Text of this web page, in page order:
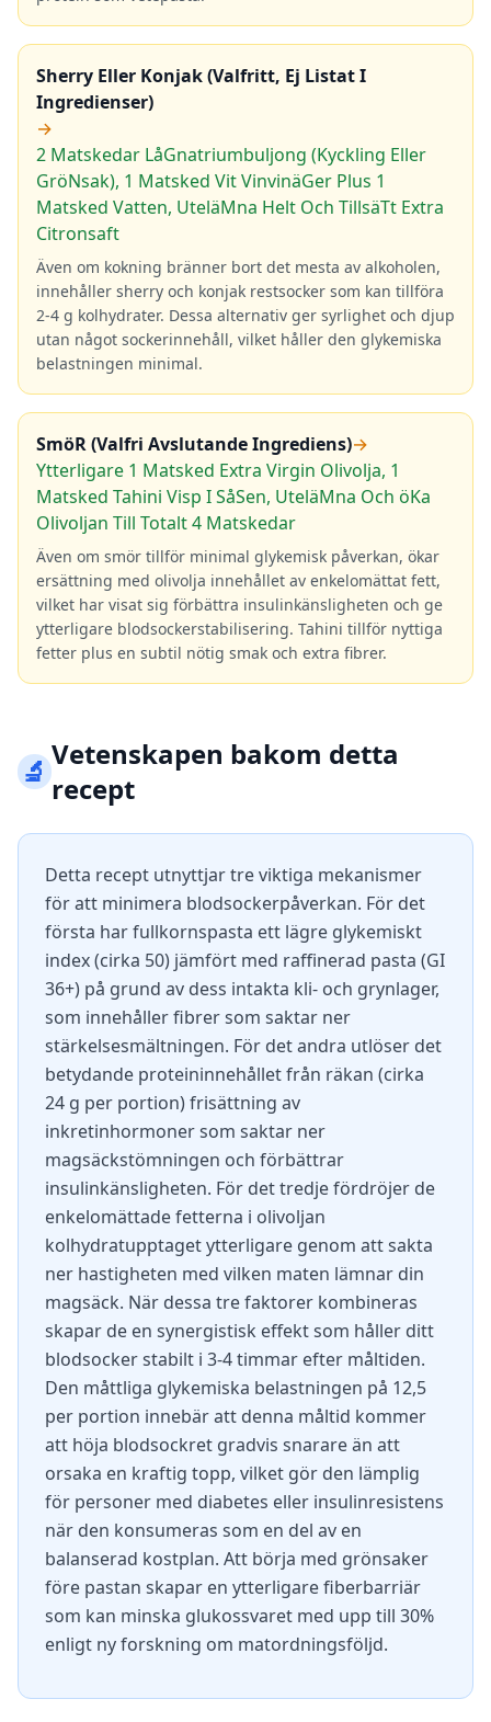
Sherry Eller Konjak (Valfritt, Ej Listat I
Ingredienser)
→
2 Matskedar LåGnatriumbuljong (Kyckling Eller
GröNsak), 1 Matsked Vit VinvinäGer Plus 1
Matsked Vatten, UteläMna Helt Och TillsäTt Extra
Citronsaft
Även om kokning bränner bort det mesta av alkoholen,
innehåller sherry och konjak restsocker som kan tillföra
2-4 g kolhydrater. Dessa alternativ ger syrlighet och djup
utan något sockerinnehåll, vilket håller den glykemiska
belastningen minimal.
SmöR (Valfri Avslutande Ingrediens)→
Ytterligare 1 Matsked Extra Virgin Olivolja, 1
Matsked Tahini Visp I SåSen, UteläMna Och öKa
Olivoljan Till Totalt 4 Matskedar
Även om smör tillför minimal glykemisk påverkan, ökar
ersättning med olivolja innehållet av enkelomättat fett,
vilket har visat sig förbättra insulinkänsligheten och ge
ytterligare blodsockerstabilisering. Tahini tillför nyttiga
fetter plus en subtil nötig smak och extra fibrer.
🔬Vetenskapen bakom detta
recept
Detta recept utnyttjar tre viktiga mekanismer
för att minimera blodsockerpåverkan. För det
första har fullkornspasta ett lägre glykemiskt
index (cirka 50) jämfört med raffinerad pasta (GI
36+) på grund av dess intakta kli- och grynlager,
som innehåller fibrer som saktar ner
stärkelsesmältningen. För det andra utlöser det
betydande proteininnehållet från räkan (cirka
24 g per portion) frisättning av
inkretinhormoner som saktar ner
magsäckstömningen och förbättrar
insulinkänsligheten. För det tredje fördröjer de
enkelomättade fetterna i olivoljan
kolhydratupptaget ytterligare genom att sakta
ner hastigheten med vilken maten lämnar din
magsäck. När dessa tre faktorer kombineras
skapar de en synergistisk effekt som håller ditt
blodsocker stabilt i 3-4 timmar efter måltiden.
Den måttliga glykemiska belastningen på 12,5
per portion innebär att denna måltid kommer
att höja blodsockret gradvis snarare än att
orsaka en kraftig topp, vilket gör den lämplig
för personer med diabetes eller insulinresistens
när den konsumeras som en del av en
balanserad kostplan. Att börja med grönsaker
före pastan skapar en ytterligare fiberbarriär
som kan minska glukossvaret med upp till 30%
enligt ny forskning om matordningsföljd.